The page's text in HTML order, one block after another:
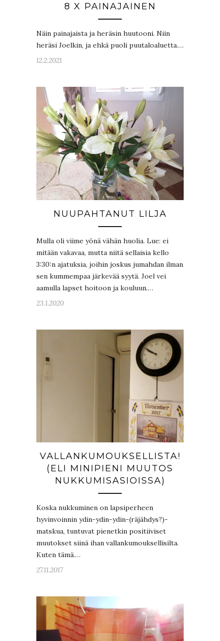
8 X PAINAJAINEN
Näin painajaista ja heräsin huutooni. Niin
heräsi Joelkin, ja ehkä puoli puutaloaluetta.…
12.2.2021
NUUPAHTANUT LILJA
Mulla oli viime yönä vähän huolia. Lue: ei
mitään vakavaa, mutta niitä sellaisia kello
3:30:n ajatuksia, joihin joskus jumahdan ilman
sen kummempaa järkevää syytä. Joel vei
aamulla lapset hoitoon ja kouluun.…
23.1.2020
VALLANKUMOUKSELLISTA!
(ELI MINIPIENI MUUTOS
NUKKUMISASIOISSA)
Koska nukkuminen on lapsiperheen
hyvinvoinnin ydin-ydin-ydin-(räjähdys?)-
matskua, tuntuvat pienetkin positiiviset
muutokset siinä ihan vallankumouksellisilta.
Kuten tämä.…
27.11.2017